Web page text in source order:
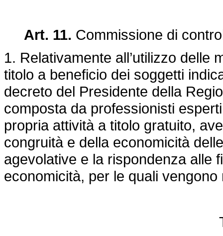
Art. 11. Commissione di
1. Relativamente all’utilizzo delle
titolo a beneficio dei soggetti
decreto del Presidente della
composta da professionisti
propria attività a titolo gratuito,
congruità e della economicità
agevolative e la rispondenza alle
economicità, per le quali vengono